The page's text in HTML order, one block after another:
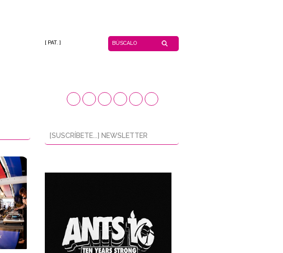
[ PAT. ]
[SUSCRÍBETE...] NEWSLETTER